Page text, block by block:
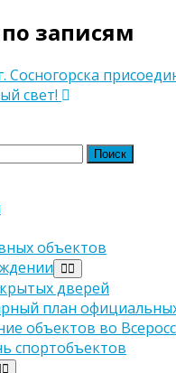
записям
Сосногорска
свет!
объектов
дверей
план
объектов во
спортобъектов